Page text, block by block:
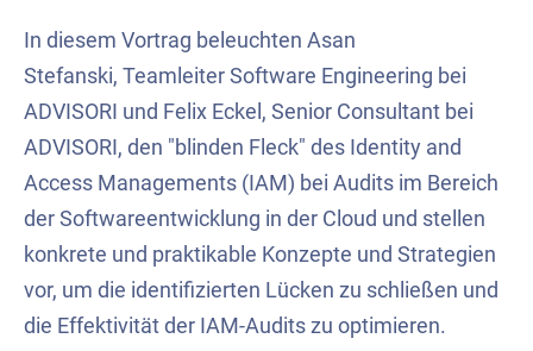
In diesem Vortrag beleuchten Asan
Stefanski, Teamleiter Software Engineering bei
ADVISORI und Felix Eckel, Senior Consultant bei
ADVISORI, den "blinden Fleck" des Identity and
Access Managements (IAM) bei Audits im Bereich
der Softwareentwicklung in der Cloud und stellen
konkrete und praktikable Konzepte und Strategien
vor, um die identifizierten Lücken zu schließen und
die Effektivität der IAM-Audits zu optimieren.